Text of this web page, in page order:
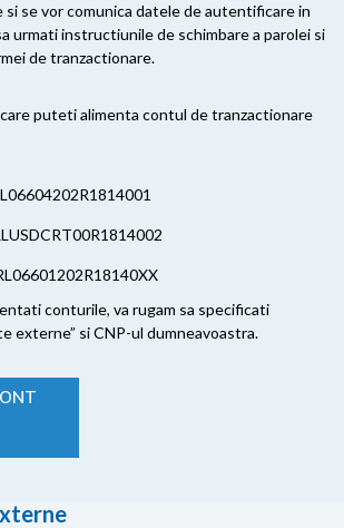
se vor comunica datele de autentificare in
urmati instructiunile de schimbare a parolei si
de tranzactionare.
puteti alimenta contul de tranzactionare
conturile, va rugam sa specificati
externe” si CNP-ul dumneavoastra.